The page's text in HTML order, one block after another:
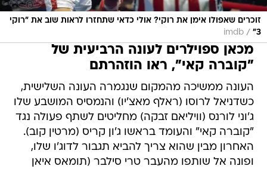
זוכרים שאפולו אימן את רוקי? אולי כדאי שתחזרו לראות שוב את "רוקי
3"
/
imdb
מכאן ספוילרים לעונה הרביעית של
"קוברה קאי", ראו הוזהרתם
העונה ממשיכה מהמקום שנגמרה העונה השלישית,
כשדניאל לרוסו (ראלף מאצ'יו) והנמסיס המושבע שלו
ג'וני לורנס (וויליאם זבקה) מחליטים לשתף פעולה נגד
"קוברה קאי" והעומד בראשו ג'ון קריס (מרטין קוב).
האחרון מבין שהוא צריך להביא תגבור לדוג'ו שלו,
ופונה אל שותפו מהעבר טרי סילבר (תומאס איאן